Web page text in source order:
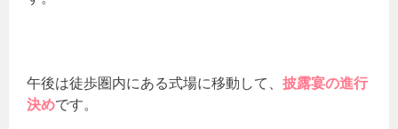
午後は徒歩圏内にある式場に移動して、披露宴の進行
決めです。